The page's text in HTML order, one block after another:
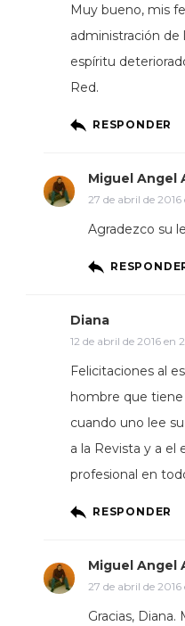
Muy bueno, mis
administración de
espíritu
Red.
RESPONDER
Miguel Angel
27 de abril de 2016
Agradezco su
Diana
12 de abril de 2016 en
Felicitaciones al
hombre que
cuando uno lee
a la Revista y a el
profesional en
RESPONDER
Miguel Angel
27 de abril de 2016
Gracias,